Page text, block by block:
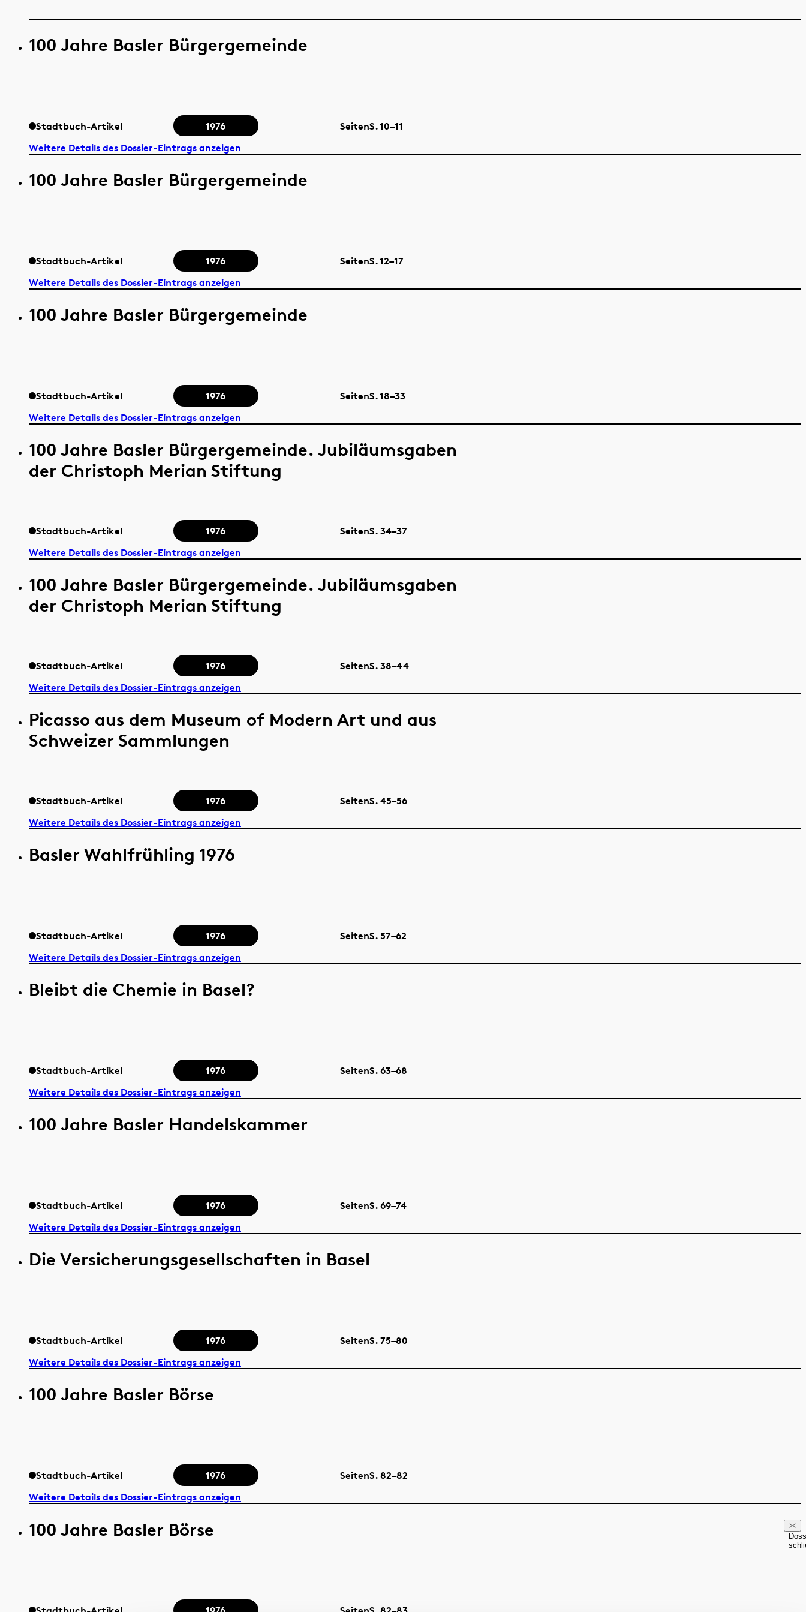
100 Jahre Basler Bürgergemeinde
Stadtbuch-Artikel 1976 SeitenS.10–11
Weitere Details des Dossier-Eintrags anzeigen
100 Jahre Basler Bürgergemeinde
Stadtbuch-Artikel 1976 SeitenS.12–17
Weitere Details des Dossier-Eintrags anzeigen
100 Jahre Basler Bürgergemeinde
Stadtbuch-Artikel 1976 SeitenS.18–33
Weitere Details des Dossier-Eintrags anzeigen
100 Jahre Basler Bürgergemeinde. Jubiläumsgaben
der Christoph Merian Stiftung
Stadtbuch-Artikel 1976 SeitenS.34–37
Weitere Details des Dossier-Eintrags anzeigen
100 Jahre Basler Bürgergemeinde. Jubiläumsgaben
der Christoph Merian Stiftung
Stadtbuch-Artikel 1976 SeitenS.38–44
Weitere Details des Dossier-Eintrags anzeigen
Picasso aus dem Museum of Modern Art und aus
Schweizer Sammlungen
Stadtbuch-Artikel 1976 SeitenS.45–56
Weitere Details des Dossier-Eintrags anzeigen
Basler Wahlfrühling 1976
Stadtbuch-Artikel 1976 SeitenS.57–62
Weitere Details des Dossier-Eintrags anzeigen
Bleibt die Chemie in Basel?
Stadtbuch-Artikel 1976 SeitenS.63–68
Weitere Details des Dossier-Eintrags anzeigen
100 Jahre Basler Handelskammer
Stadtbuch-Artikel 1976 SeitenS.69–74
Weitere Details des Dossier-Eintrags anzeigen
Die Versicherungsgesellschaften in Basel
Stadtbuch-Artikel 1976 SeitenS.75–80
Weitere Details des Dossier-Eintrags anzeigen
100 Jahre Basler Börse
Stadtbuch-Artikel 1976 SeitenS.82–82
Weitere Details des Dossier-Eintrags anzeigen
100 Jahre Basler Börse